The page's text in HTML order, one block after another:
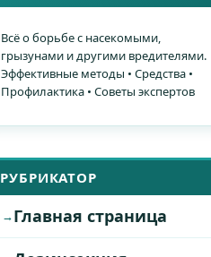
Всё о борьбе с насекомыми,
грызунами и другими вредителями.
Эффективные методы • Средства •
Профилактика • Советы экспертов
РУБРИКАТОР
Главная страница